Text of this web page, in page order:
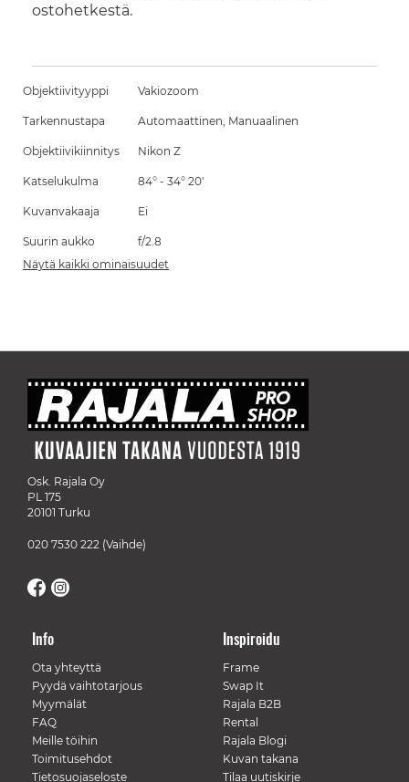
ostohetkestä.
Objektiivityyppi Vakiozoom
Tarkennustapa Automaattinen, Manuaalinen
Objektiivikiinnitys Nikon Z
Katselukulma 84° - 34° 20'
Kuvanvakaaja Ei
Suurin aukko
f/2.8
Näytä kaikki ominaisuudet
Osk. Rajala Oy
PL 175
20101 Turku
020 7530 222 (Vaihde)
Info
Ota yhteyttä
Pyydä vaihtotarjous
Myymälät
FAQ
Meille töihin
Toimitusehdot
Tietosuojaseloste
Inspiroidu
Frame
Swap It
Rajala B2B
Rental
Rajala Blogi
Kuvan takana
Tilaa uutiskirje